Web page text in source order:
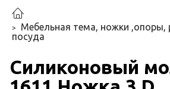
Мебельная тема, ножки ,опоры,
посуда
Силиконовый